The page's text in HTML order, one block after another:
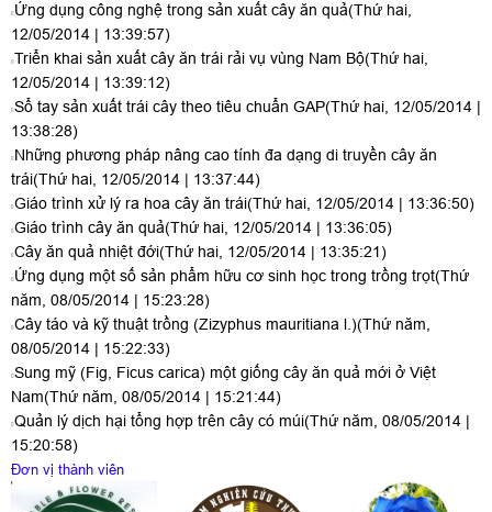
Ứng dụng công nghệ trong sản xuất cây ăn quả(Thứ hai,
12/05/2014 | 13:39:57)
Triển khai sản xuất cây ăn trái rải vụ vùng Nam Bộ(Thứ hai,
12/05/2014 | 13:39:12)
Sổ tay sản xuất trái cây theo tiêu chuẩn GAP(Thứ hai, 12/05/2014 |
13:38:28)
Những phương pháp nâng cao tính đa dạng di truyền cây ăn
trái(Thứ hai, 12/05/2014 | 13:37:44)
Giáo trình xử lý ra hoa cây ăn trái(Thứ hai, 12/05/2014 | 13:36:50)
Giáo trình cây ăn quả(Thứ hai, 12/05/2014 | 13:36:05)
Cây ăn quả nhiệt đới(Thứ hai, 12/05/2014 | 13:35:21)
Ứng dụng một số sản phẩm hữu cơ sinh học trong trồng trọt(Thứ
năm, 08/05/2014 | 15:23:28)
Cây táo và kỹ thuật trồng (Zizyphus mauritiana l.)(Thứ năm,
08/05/2014 | 15:22:33)
Sung mỹ (Fig, Ficus carica) một giống cây ăn quả mới ở Việt
Nam(Thứ năm, 08/05/2014 | 15:21:44)
Quản lý dịch hại tổng hợp trên cây có múi(Thứ năm, 08/05/2014 |
15:20:58)
Đơn vị thành viên